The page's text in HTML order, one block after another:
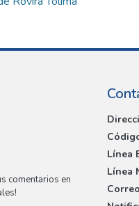
comentarios en
Línea
Línea